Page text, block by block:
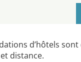
d’hôtels sont
distance.